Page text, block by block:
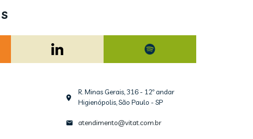
R. Minas Gerais, 316 - 12º andar
Higienópolis, São Paulo - SP
atendimento@vitat.com.br